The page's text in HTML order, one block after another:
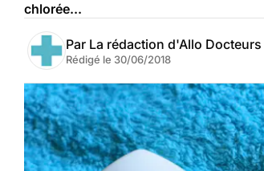
chlorée...
Par La rédaction d'Allo Docteurs
Rédigé le 30/06/2018